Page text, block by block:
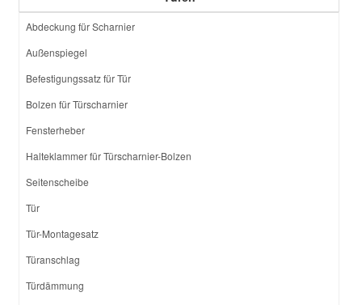
Abdeckung für Scharnier
Außenspiegel
Befestigungssatz für Tür
Bolzen für Türscharnier
Fensterheber
Halteklammer für Türscharnier-Bolzen
Seitenscheibe
Tür
Tür-Montagesatz
Türanschlag
Türdämmung